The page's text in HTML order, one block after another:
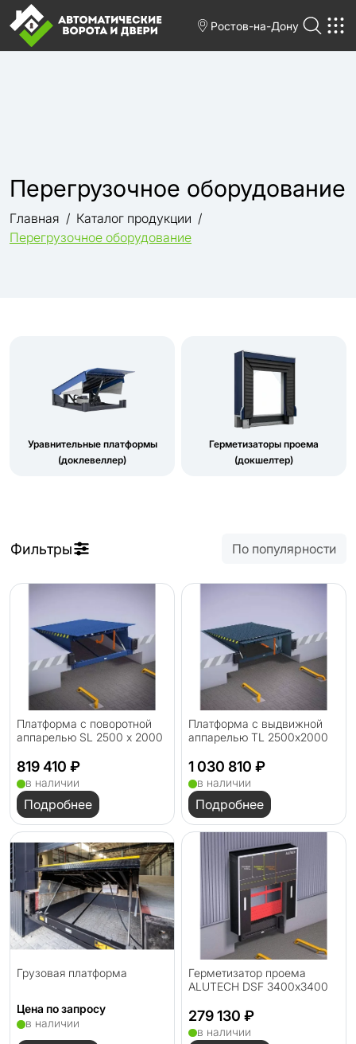
Ростов-на-Дону
Перегрузочное оборудование
Главная
Каталог продукции
Перегрузочное оборудование
Уравнительные платформы
(доклевеллер)
Герметизаторы проема
(докшелтер)
Фильтры По популярности
Платформа с поворотной
аппарелью SL 2500 х 2000
819 410 ₽
в наличии
Подробнее
Платформа с выдвижной
аппарелью TL 2500х2000
1 030 810 ₽
в наличии
Подробнее
Грузовая платформа
Цена по запросу
в наличии
Герметизатор проема
ALUTECH DSF 3400х3400
279 130 ₽
в наличии